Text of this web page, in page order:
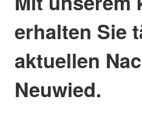
erhalten Sie
aktuellen
Neuwied.